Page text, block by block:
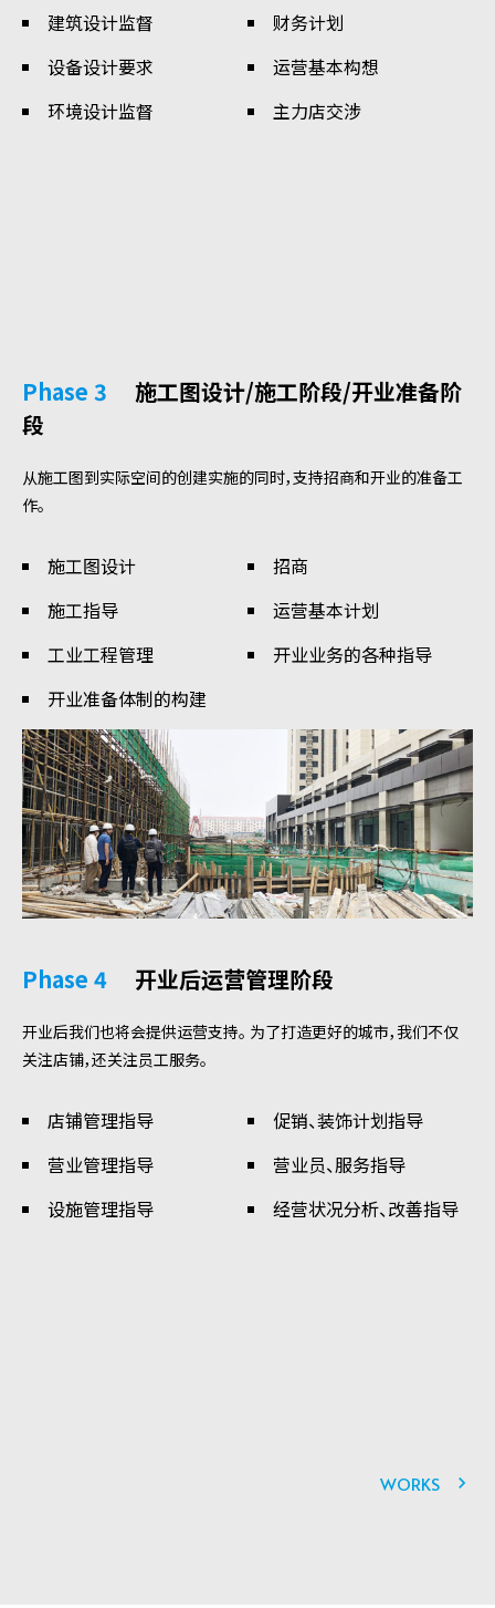
建筑设计监督
财务计划
设备设计要求
运营基本构想
环境设计监督
主力店交涉
Phase 3
施工图设计/施工阶段/开业准备阶
段
从施工图到实际空间的创建实施的同时，支持招商和开业的准备工
作。
施工图设计
招商
施工指导
运营基本计划
工业工程管理
开业业务的各种指导
开业准备体制的构建
Phase 4 开业后运营管理阶段
开业后我们也将会提供运营支持。 为了打造更好的城市，我们不仅
关注店铺，还关注员工服务。
店铺管理指导
促销、装饰计划指导
营业管理指导
营业员、服务指导
设施管理指导
经营状况分析、改善指导
WORKS